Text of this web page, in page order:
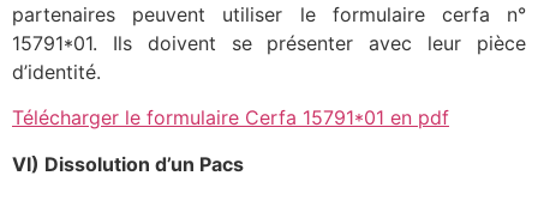
partenaires peuvent utiliser le formulaire cerfa n°
15791*01. Ils doivent se présenter avec leur pièce
d’identité.
Télécharger le formulaire Cerfa 15791*01 en pdf
VI) Dissolution d’un Pacs